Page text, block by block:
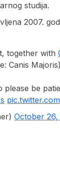
studija.
2007.
together with
Canis
please be
October 26,